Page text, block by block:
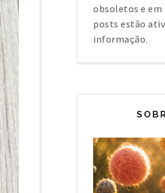
obsoletos e em
posts estão
informação.